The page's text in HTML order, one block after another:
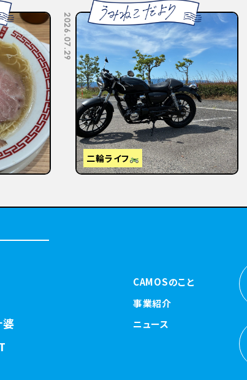
東京から大阪・京都へ
2026.07.10
はじめまして
婆
CAMOSのこと
事業紹介
ニュース